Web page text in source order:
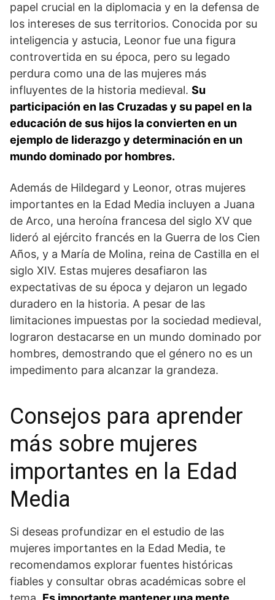
‌papel crucial en la diplomacia y en la defensa de
los intereses de sus‌ territorios. Conocida ‌por su
inteligencia y astucia, Leonor fue ⁤una⁤ figura
controvertida en su época, ‌pero su legado
perdura ⁤como ‌una de las mujeres más
influyentes de la historia medieval. Su
participación en las Cruzadas y su papel en la
⁢educación de sus⁢ hijos la convierten en un​
ejemplo de ⁢liderazgo ⁤y determinación en un
mundo dominado por hombres.
Además‌ de Hildegard y Leonor, otras mujeres
importantes en la Edad Media incluyen a ⁣Juana
de Arco, una heroína francesa del siglo XV que
lideró al⁢ ejército francés en la Guerra de⁢ los⁤ Cien
⁢Años, y a María de Molina, reina de Castilla en el
siglo XIV. Estas‍ mujeres ⁤desafiaron las
expectativas de su época y dejaron un legado
duradero en la historia.​ A pesar de las
limitaciones impuestas por la sociedad ⁣medieval,
lograron destacarse en un mundo dominado por
hombres, demostrando ⁢que el género ‍no es un
impedimento para alcanzar ​la grandeza.
Consejos para aprender
más ⁢sobre mujeres
importantes en la Edad
Media
Si deseas profundizar en el estudio⁣ de las‌
mujeres ⁢importantes ⁢en la ⁢Edad Media, te
recomendamos explorar fuentes históricas
fiables y consultar obras académicas sobre⁢ el